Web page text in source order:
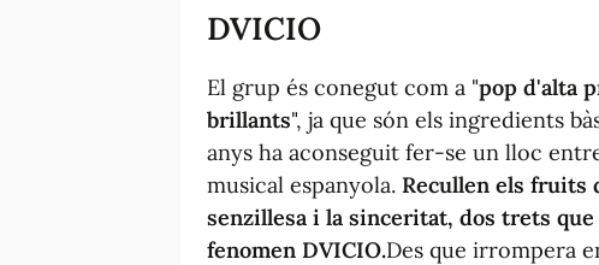
DVICIO
El grup és conegut com a "pop d'alta
brillants", ja que són els ingredients
anys ha aconseguit fer-se un lloc
musical espanyola. Recullen els fruits
senzillesa i la sinceritat, dos trets
fenomen DVICIO.Des que irrompera